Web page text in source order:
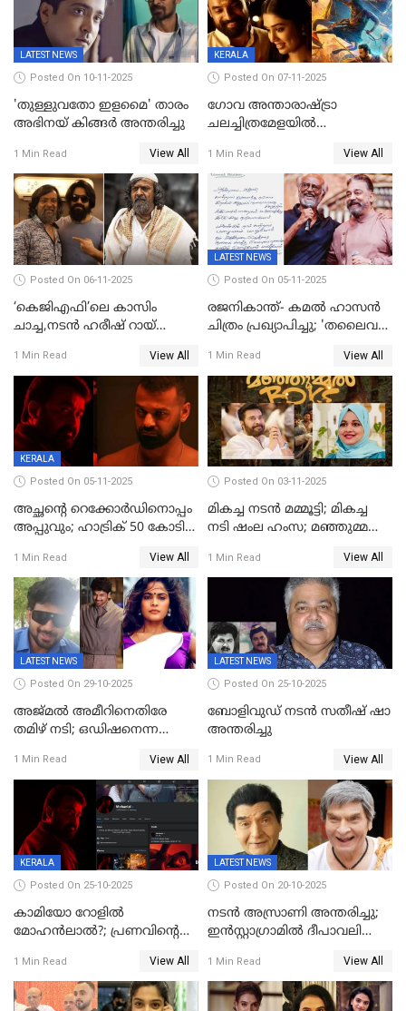
LATEST NEWS
Posted On 10-11-2025
'തുള്ളുവതോ ഇളമൈ' താരം
അഭിനയ് കിങ്ങർ അന്തരിച്ചു
1 Min Read View All
KERALA
Posted On 07-11-2025
ഗോവ അന്താരാഷ്ട്രാ
ചലച്ചിത്രമേളയില്‍
മലയാളത്തില്‍നിന്ന്
ഏകചിത്രമായി 'എആര്‍എം';
1 Min Read View All
Posted On 06-11-2025
‘കെജിഎഫി’ലെ കാസിം
ചാച്ച,നടൻ ഹരീഷ് റായ്
1 Min Read View All
LATEST NEWS
Posted On 05-11-2025
രജനികാന്ത്- കമൽ ഹാസൻ
ചിത്രം പ്രഖ്യാപിച്ചു; 'തലൈവർ
1 Min Read View All
KERALA
Posted On 05-11-2025
അച്ഛന്റെ റെക്കോർഡിനൊപ്പം
അപ്പുവും; ഹാട്രിക് 50 കോടി
മോഹൻലാൽ, 'ഡീയസ്
ഈറേ' കുതിപ്പ്
1 Min Read View All
Posted On 03-11-2025
മികച്ച നടൻ മമ്മൂട്ടി; മികച്ച
നടി ഷംല ഹംസ; മഞ്ഞുമ്മൽ
1 Min Read View All
LATEST NEWS
Posted On 29-10-2025
അജ്മല്‍ അമീറിനെതിരേ
തമിഴ് നടി; ഒഡിഷനെന്ന
വിളിച്ചു, മോശം പെരുമാറ്റം
1 Min Read View All
LATEST NEWS
Posted On 25-10-2025
ബോളിവുഡ് നടൻ സതീഷ് ഷാ
അന്തരിച്ചു
1 Min Read View All
KERALA
Posted On 25-10-2025
കാമിയോ റോളിൽ
മോഹൻലാൽ?; പ്രണവിന്റെ
പിന്നാലെ ഡിപി; ചർച്ചയായി
സോഷ്യൽ മീഡിയ ചിത്രങ്ങൾ
1 Min Read View All
LATEST NEWS
Posted On 20-10-2025
നടന്‍ അസ്രാണി അന്തരിച്ചു;
ഇന്‍‌സ്റ്റാഗ്രാമില്‍ ദീപാവലി
മണിക്കൂറുകള്‍ക്കകം
വിയോഗം
1 Min Read View All